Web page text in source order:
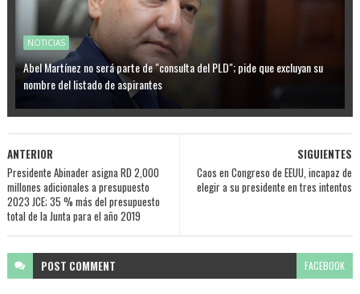
NOTICIAS
Abel Martínez no será parte de "consulta del PLD"; pide que excluyan su
nombre del listado de aspirantes
SIGUIENTES
Caos en Congreso de EEUU, incapaz de
elegir a su presidente en tres intentos
ANTERIOR
Presidente Abinader asigna RD 2,000
millones adicionales a presupuesto
2023 JCE; 35 % más del presupuesto
total de la Junta para el año 2019
POST COMMENT FACEBOOK